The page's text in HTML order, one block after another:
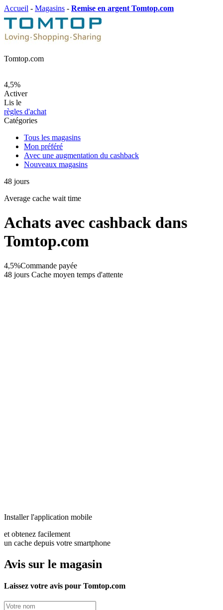
Accueil - Magasins - Remise en argent Tomtop.com
Tomtop.com
4,5%
Activer
Lis le
règles d'achat
Catégories
Tous les magasins
Mon préféré
Avec une augmentation du cashback
Nouveaux magasins
48 jours
Average cache wait time
Achats avec cashback dans
Tomtop.com
4,5%Commande payée
48 jours Cache moyen temps d'attente
Installer l'application mobile
et obtenez facilement
un cache depuis votre smartphone
Avis sur le magasin
Laissez votre avis pour Tomtop.com